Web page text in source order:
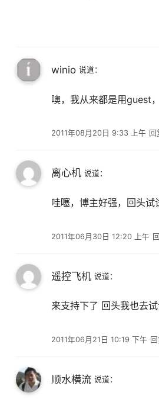
winio 说道：
2011年08月20日 9:33 上午
噢，我从来都是用guest
回
离心机 说道：
2011年06月30日 12:20 上午
哇噻，博主好强，回头试
遥控飞机 说道：
2011年06月21日 10:19 下午
来支持下了 回头我也去
顺水横流 说道：